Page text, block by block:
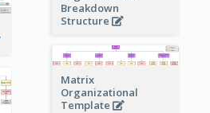
Breakdown
Structure
Matrix
Organizational
Template